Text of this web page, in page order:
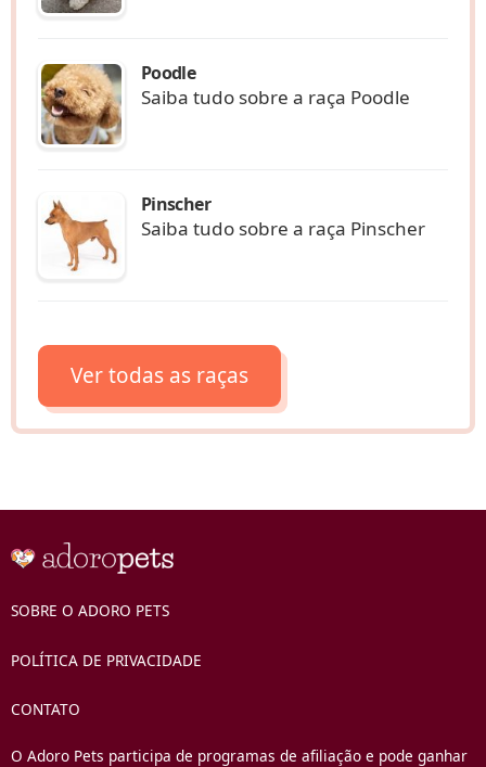
Poodle
Saiba tudo sobre a raça Poodle
Pinscher
Saiba tudo sobre a raça Pinscher
Ver todas as raças
SOBRE O ADORO PETS
POLÍTICA DE PRIVACIDADE
CONTATO
O Adoro Pets participa de programas de afiliação e pode ganhar